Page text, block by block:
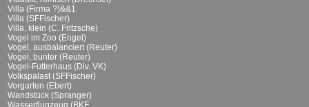
Villa (Firma ?)&&1
Villa (SFFischer)
Villa, klein (C. Fritzsche)
Vogel im Zoo (Engel)
Vogel, ausbalanciert (Reuter)
Vogel, bunter (Reuter)
Vogel-Futterhaus (Div. VK)
Volkspalast (SFFischer)
Vorgarten (Ebert)
Wandstück (Spranger)
Wasserflugzeug (BKF